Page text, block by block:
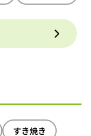
すき焼き